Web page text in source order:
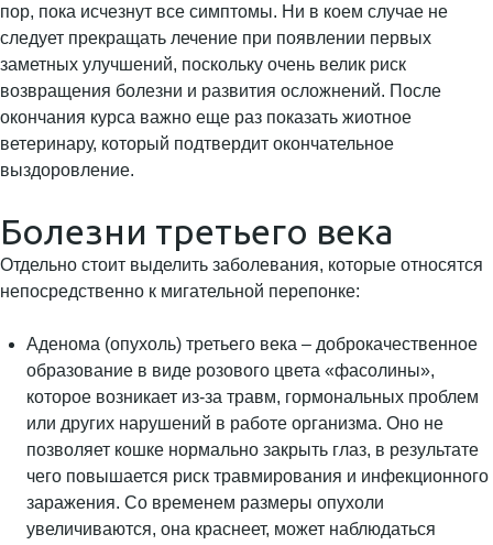
пор, пока исчезнут все симптомы. Ни в коем случае не
следует прекращать лечение при появлении первых
заметных улучшений, поскольку очень велик риск
возвращения болезни и развития осложнений. После
окончания курса важно еще раз показать жиотное
ветеринару, который подтвердит окончательное
выздоровление.
Болезни третьего века
Отдельно стоит выделить заболевания, которые относятся
непосредственно к мигательной перепонке:
Аденома (опухоль) третьего века – доброкачественное
образование в виде розового цвета «фасолины»,
которое возникает из-за травм, гормональных проблем
или других нарушений в работе организма. Оно не
позволяет кошке нормально закрыть глаз, в результате
чего повышается риск травмирования и инфекционного
заражения. Со временем размеры опухоли
увеличиваются, она краснеет, может наблюдаться